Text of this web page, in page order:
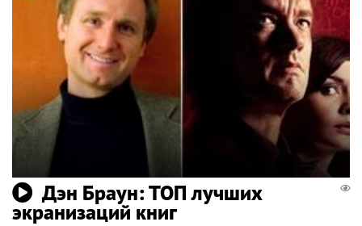
Дэн Браун: ТОП лучших
экранизаций книг